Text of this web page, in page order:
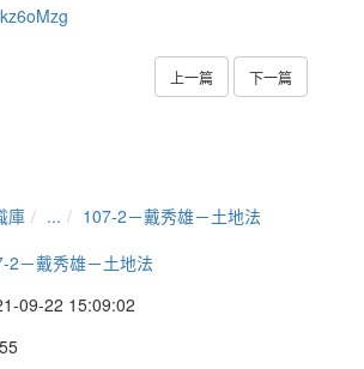
上一篇 下一篇
庫 ...
107-2－戴秀雄－土地法
2－戴秀雄－土地法
09-22 15:09:02